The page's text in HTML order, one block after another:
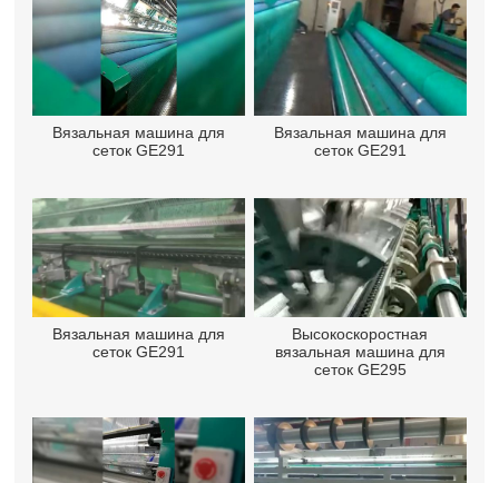
Вязальная машина для
сеток GE291
Вязальная машина для
сеток GE291
Вязальная машина для
сеток GE291
Высокоскоростная
вязальная машина для
сеток GE295